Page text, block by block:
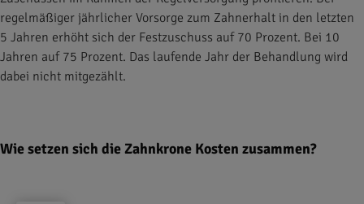
regelmäßiger jährlicher Vorsorge zum Zahnerhalt in den letzten
5 Jahren erhöht sich der Festzuschuss auf 70 Prozent. Bei 10
Jahren auf 75 Prozent. Das laufende Jahr der Behandlung wird
dabei nicht mitgezählt.
Wie setzen sich die Zahnkrone Kosten zusammen?